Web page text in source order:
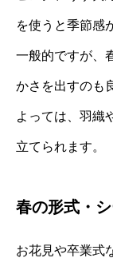
を使うと季節感
一般的ですが、
かさを出すのも
よっては、羽織
立てられます。
春の形式・
お花見や卒業式